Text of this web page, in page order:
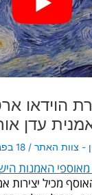
- צוות האתר/18 בפברואר 2021
מאוספי האמנות
מכיל יצירות